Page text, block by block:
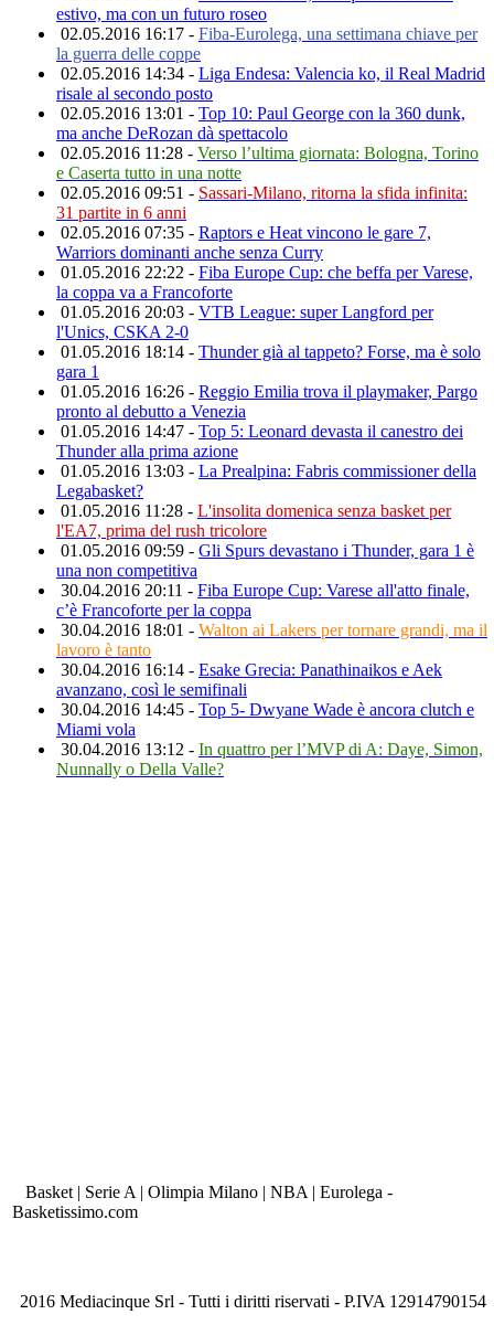
estivo, ma con un futuro roseo
02.05.2016 16:17 - Fiba-Eurolega, una settimana chiave per
la guerra delle coppe
02.05.2016 14:34 - Liga Endesa: Valencia ko, il Real Madrid
risale al secondo posto
02.05.2016 13:01 - Top 10: Paul George con la 360 dunk,
ma anche DeRozan dà spettacolo
02.05.2016 11:28 - Verso l’ultima giornata: Bologna, Torino
e Caserta tutto in una notte
02.05.2016 09:51 - Sassari-Milano, ritorna la sfida infinita:
31 partite in 6 anni
02.05.2016 07:35 - Raptors e Heat vincono le gare 7,
Warriors dominanti anche senza Curry
01.05.2016 22:22 - Fiba Europe Cup: che beffa per Varese,
la coppa va a Francoforte
01.05.2016 20:03 - VTB League: super Langford per
l'Unics, CSKA 2-0
01.05.2016 18:14 - Thunder già al tappeto? Forse, ma è solo
gara 1
01.05.2016 16:26 - Reggio Emilia trova il playmaker, Pargo
pronto al debutto a Venezia
01.05.2016 14:47 - Top 5: Leonard devasta il canestro dei
Thunder alla prima azione
01.05.2016 13:03 - La Prealpina: Fabris commissioner della
Legabasket?
01.05.2016 11:28 - L'insolita domenica senza basket per
l'EA7, prima del rush tricolore
01.05.2016 09:59 - Gli Spurs devastano i Thunder, gara 1 è
una non competitiva
30.04.2016 20:11 - Fiba Europe Cup: Varese all'atto finale,
c’è Francoforte per la coppa
30.04.2016 18:01 - Walton ai Lakers per tornare grandi, ma il
lavoro è tanto
30.04.2016 16:14 - Esake Grecia: Panathinaikos e Aek
avanzano, così le semifinali
30.04.2016 14:45 - Top 5- Dwyane Wade è ancora clutch e
Miami vola
30.04.2016 13:12 - In quattro per l’MVP di A: Daye, Simon,
Nunnally o Della Valle?
Basket | Serie A | Olimpia Milano | NBA | Eurolega -
Basketissimo.com
2016 Mediacinque Srl - Tutti i diritti riservati - P.IVA 12914790154